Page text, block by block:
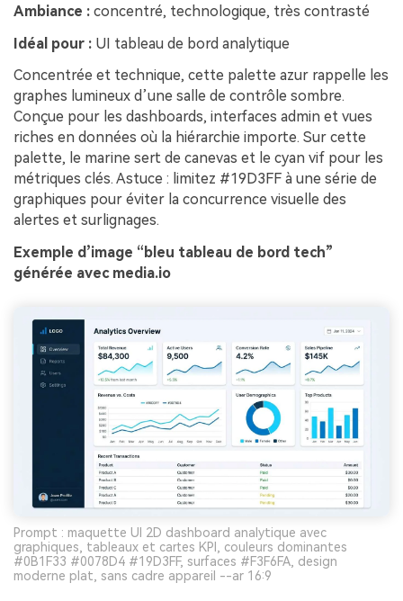
Ambiance : concentré, technologique, très contrasté
Idéal pour : UI tableau de bord analytique
Concentrée et technique, cette palette azur rappelle les
graphes lumineux d’une salle de contrôle sombre.
Conçue pour les dashboards, interfaces admin et vues
riches en données où la hiérarchie importe. Sur cette
palette, le marine sert de canevas et le cyan vif pour les
métriques clés. Astuce : limitez #19D3FF à une série de
graphiques pour éviter la concurrence visuelle des
alertes et surlignages.
Exemple d’image “bleu tableau de bord tech”
générée avec media.io
Prompt : maquette UI 2D dashboard analytique avec
graphiques, tableaux et cartes KPI, couleurs dominantes
#0B1F33 #0078D4 #19D3FF, surfaces #F3F6FA, design
moderne plat, sans cadre appareil --ar 16:9